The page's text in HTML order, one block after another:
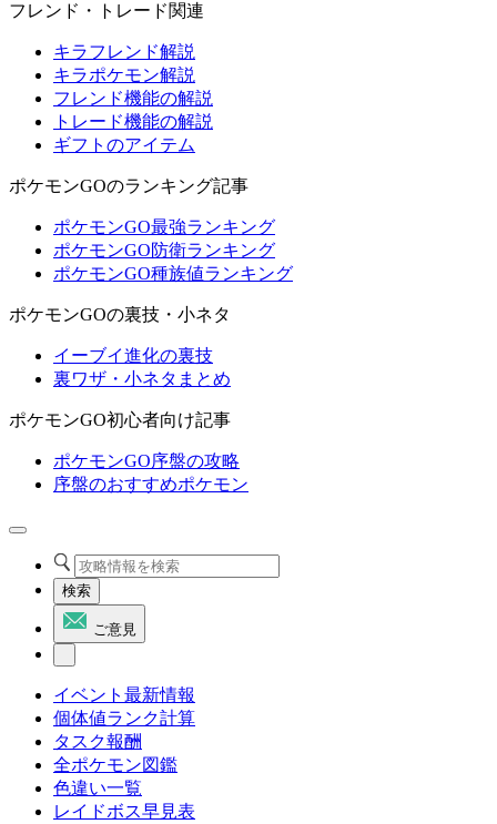
フレンド・トレード関連
キラフレンド解説
キラポケモン解説
フレンド機能の解説
トレード機能の解説
ギフトのアイテム
ポケモンGOのランキング記事
ポケモンGO最強ランキング
ポケモンGO防衛ランキング
ポケモンGO種族値ランキング
ポケモンGOの裏技・小ネタ
イーブイ進化の裏技
裏ワザ・小ネタまとめ
ポケモンGO初心者向け記事
ポケモンGO序盤の攻略
序盤のおすすめポケモン
検索
ご意見
イベント最新情報
個体値ランク計算
タスク報酬
全ポケモン図鑑
色違い一覧
レイドボス早見表